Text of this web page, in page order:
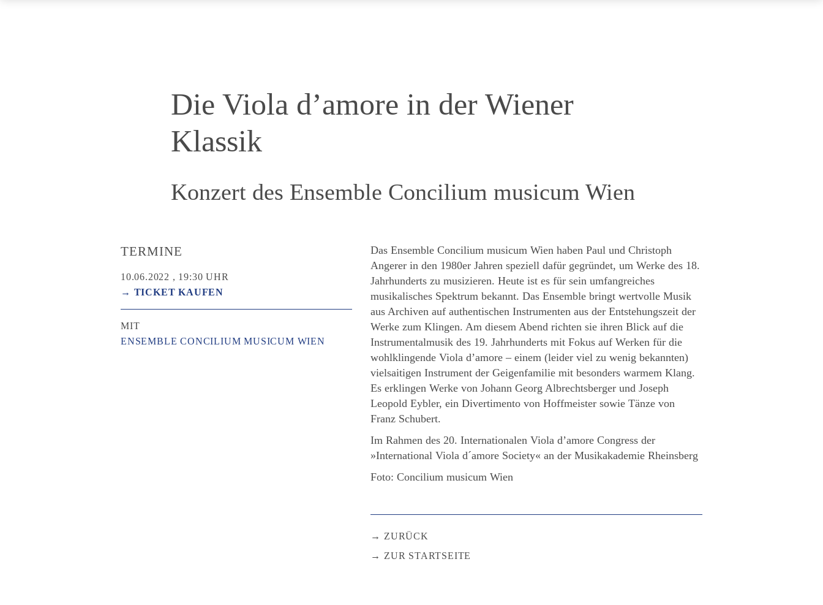
Die Viola d’amore in der Wiener
Klassik
Konzert des Ensemble Concilium musicum Wien
TERMINE
10.06.2022 , 19:30 UHR
→ TICKET KAUFEN
MIT
ENSEMBLE CONCILIUM MUSICUM WIEN
Das Ensemble Concilium musicum Wien haben Paul und Christoph
Angerer in den 1980er Jahren speziell dafür gegründet, um Werke des 18.
Jahrhunderts zu musizieren. Heute ist es für sein umfangreiches
musikalisches Spektrum bekannt. Das Ensemble bringt wertvolle Musik
aus Archiven auf authentischen Instrumenten aus der Entstehungszeit der
Werke zum Klingen. Am diesem Abend richten sie ihren Blick auf die
Instrumentalmusik des 19. Jahrhunderts mit Fokus auf Werken für die
wohlklingende Viola d’amore – einem (leider viel zu wenig bekannten)
vielsaitigen Instrument der Geigenfamilie mit besonders warmem Klang.
Es erklingen Werke von Johann Georg Albrechtsberger und Joseph
Leopold Eybler, ein Divertimento von Hoffmeister sowie Tänze von
Franz Schubert.
Im Rahmen des 20. Internationalen Viola d’amore Congress der
»International Viola d´amore Society« an der Musikakademie Rheinsberg
Foto: Concilium musicum Wien
ZURÜCK
ZUR STARTSEITE